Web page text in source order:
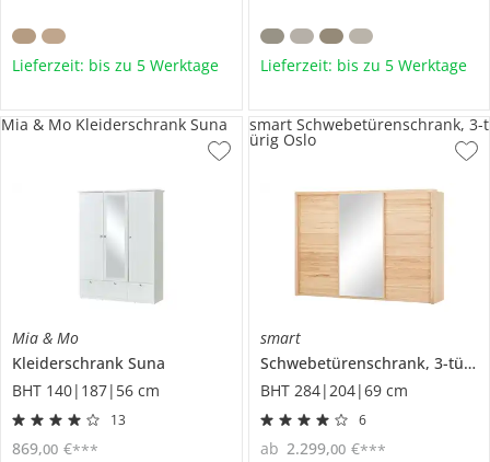
Lieferzeit: bis zu 5 Werktage Lieferzeit: bis zu 5 Werktage
Mia & Mo
Kleiderschrank Suna
BHT 140|187|56 cm
13
869,00 €***
Mia & Mo Kleiderschrank Suna
smart
Schwebetürenschrank, 3-türig
BHT 284|204|69 cm
6
ab 2.299,00 €***
smart Schwebetürenschrank, 3-t
ürig Oslo